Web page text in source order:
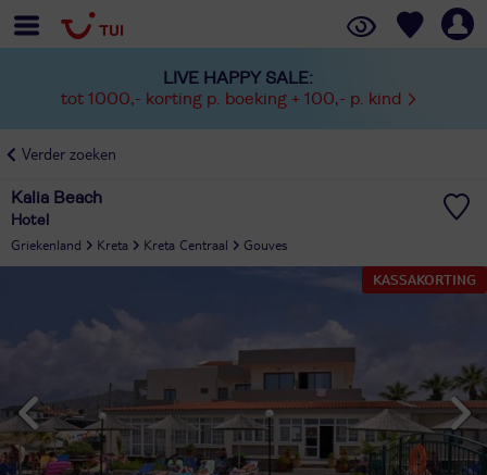
LIVE HAPPY SALE:
tot 1000,- korting p. boeking + 100,- p. kind
Verder zoeken
Kalia Beach
Hotel
Griekenland Kreta Kreta Centraal
Gouves
KASSAKORTING